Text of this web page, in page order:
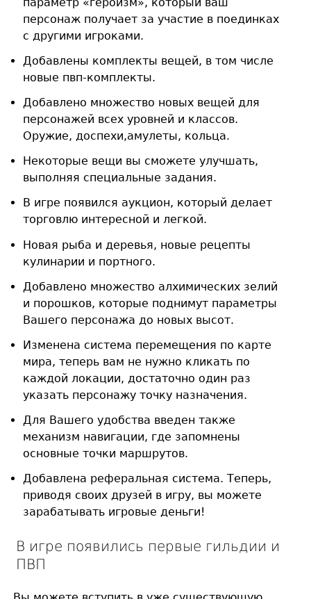
персонаж получает за участие в поединках
с другими игроками.
Добавлены комплекты вещей, в том числе
новые пвп-комплекты.
Добавлено множество новых вещей для
персонажей всех уровней и классов.
Оружие, доспехи,амулеты, кольца.
Некоторые вещи вы сможете улучшать,
выполняя специальные задания.
В игре появился аукцион, который делает
торговлю интересной и легкой.
Новая рыба и деревья, новые рецепты
кулинарии и портного.
Добавлено множество алхимических зелий
и порошков, которые поднимут параметры
Вашего персонажа до новых высот.
Изменена система перемещения по карте
мира, теперь вам не нужно кликать по
каждой локации, достаточно один раз
указать персонажу точку назначения.
Для Вашего удобства введен также
механизм навигации, где запомнены
основные точки маршрутов.
Добавлена реферальная система. Теперь,
приводя своих друзей в игру, вы можете
зарабатывать игровые деньги!
В игре появились первые гильдии и
ПВП